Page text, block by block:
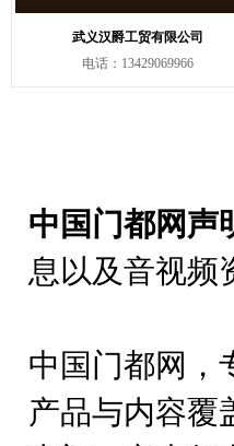
武义汉爵工贸有限公司
电话：13429069966
中国门都网声
息以及音视频
中国门都网，
产品与内容覆